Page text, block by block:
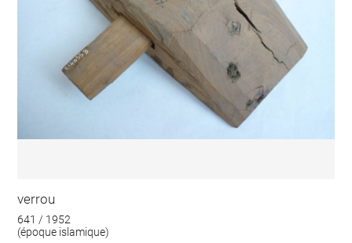
verrou
641 / 1952
(époque islamique)